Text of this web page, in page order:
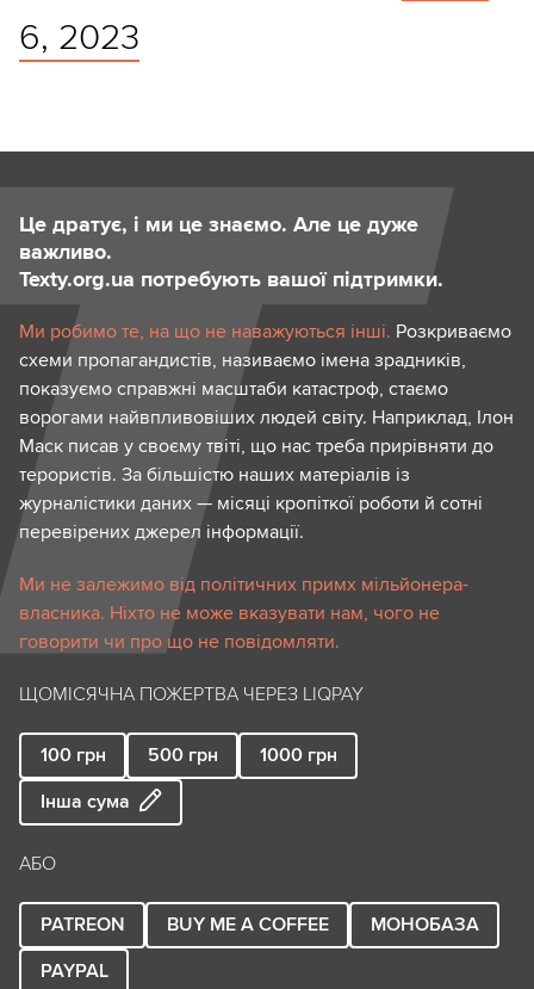
6, 2023
Це дратує, і ми це знаємо. Але це дуже
важливо.
Texty.org.ua потребують вашої підтримки.
Ми робимо те, на що не наважуються інші. Розкриваємо
схеми пропагандистів, називаємо імена зрадників,
показуємо справжні масштаби катастроф, стаємо
ворогами найвпливовіших людей світу. Наприклад, Ілон
Маск писав у своєму твіті, що нас треба прирівняти до
терористів. За більшістю наших матеріалів із
журналістики даних — місяці кропіткої роботи й сотні
перевірених джерел інформації.
Ми не залежимо від політичних примх мільйонера-
власника. Ніхто не може вказувати нам, чого не
говорити чи про що не повідомляти.
ЩОМІСЯЧНА ПОЖЕРТВА ЧЕРЕЗ LIQPAY
100 грн 500 грн 1000 грн
Інша сума
АБО
PATREON BUY ME A COFFEE
МОНОБАЗА
PAYPAL